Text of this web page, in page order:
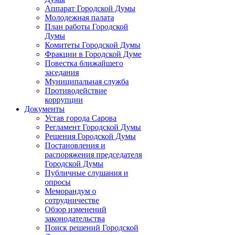
Аппарат Городской Думы
Молодежная палата
План работы Городской
Думы
Комитеты Городской Думы
Фракции в Городской Думе
Повестка ближайшего
заседания
Муниципальная служба
Противодействие
коррупции
Документы
Устав города Сарова
Регламент Городской Думы
Решения Городской Думы
Постановления и
распоряжения председателя
Городской Думы
Публичные слушания и
опросы
Меморандум о
сотрудничестве
Обзор изменений
законодательства
Поиск решений Городской